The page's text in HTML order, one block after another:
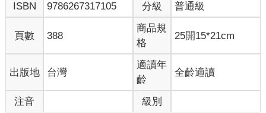
ISBN
9786267317105 分級 普通級
頁數 388
商品規
格
25開15*21cm
出版地 台灣
適讀年
齡
全齡適讀
注音 級別